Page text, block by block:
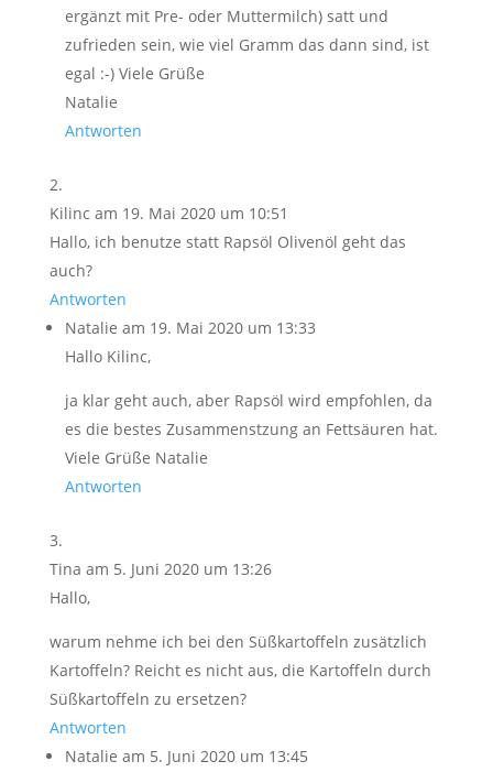
ergänzt mit Pre- oder Muttermilch) satt und
zufrieden sein, wie viel Gramm das dann sind, ist
egal :-) Viele Grüße
Natalie
Antworten
Kilinc am 19. Mai 2020 um 10:51
Hallo, ich benutze statt Rapsöl Olivenöl geht das
auch?
Antworten
Natalie am 19. Mai 2020 um 13:33
Hallo Kilinc,
ja klar geht auch, aber Rapsöl wird empfohlen, da
es die bestes Zusammenstzung an Fettsäuren hat.
Viele Grüße Natalie
Antworten
Tina am 5. Juni 2020 um 13:26
Hallo,
warum nehme ich bei den Süßkartoffeln zusätzlich
Kartoffeln? Reicht es nicht aus, die Kartoffeln durch
Süßkartoffeln zu ersetzen?
Antworten
Natalie am 5. Juni 2020 um 13:45